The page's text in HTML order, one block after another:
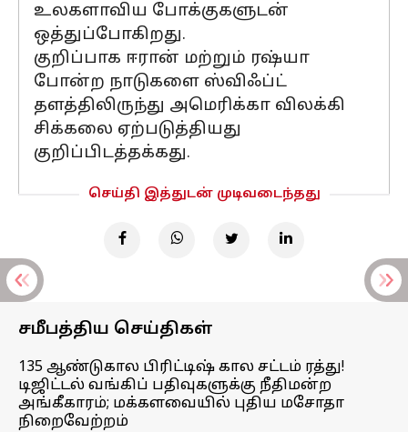
உலகளாவிய போக்குகளுடன்
ஒத்துப்போகிறது.
குறிப்பாக ஈரான் மற்றும் ரஷ்யா
போன்ற நாடுகளை ஸ்விஃப்ட்
தளத்திலிருந்து அமெரிக்கா விலக்கி
சிக்கலை ஏற்படுத்தியது
குறிப்பிடத்தக்கது.
செய்தி இத்துடன் முடிவடைந்தது
சமீபத்திய செய்திகள்
135 ஆண்டுகால பிரிட்டிஷ் கால சட்டம் ரத்து!
டிஜிட்டல் வங்கிப் பதிவுகளுக்கு நீதிமன்ற
அங்கீகாரம்; மக்களவையில் புதிய மசோதா
நிறைவேற்றம்